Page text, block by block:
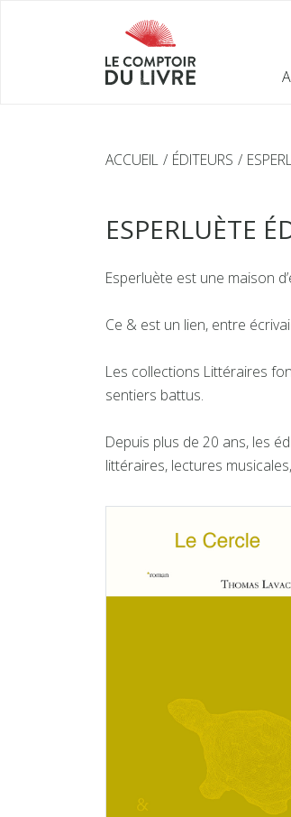
ACCUEIL ÉDITEURS
ESPERLUÈTE
Esperluète est une maison
Ce & est un lien, entre
Les collections Littéraires
sentiers battus.
Depuis plus de 20 ans, les
littéraires, lectures